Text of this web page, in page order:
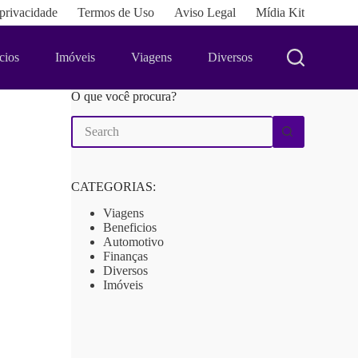
Termos de Uso Aviso Legal Mídia Kit
Imóveis Viagens Diversos
O que você procura?
No
results
CATEGORIAS:
Viagens
Beneficios
Automotivo
Finanças
Diversos
Imóveis